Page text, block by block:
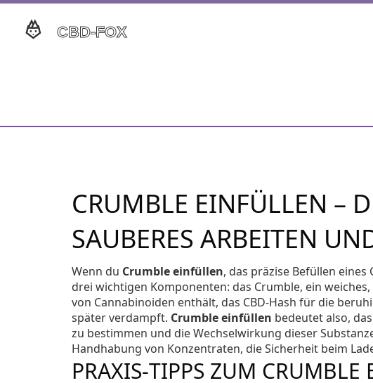
CRUMBLE EINFÜLLEN –
SAUBERES ARBEITEN
Wenn du Crumble einfüllen, das präzise Befüllen eines
drei wichtigen Komponenten: das Crumble, ein
von Cannabinoiden enthält, das CBD‑Hash für die
später verdampft. Crumble einfüllen bedeutet also,
zu bestimmen und die Wechselwirkung dieser
Handhabung von Konzentraten, die Sicherheit beim
PRAXIS‑TIPPS ZUM CRUMBLE